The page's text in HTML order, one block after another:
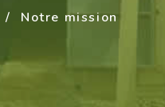
Notre mission